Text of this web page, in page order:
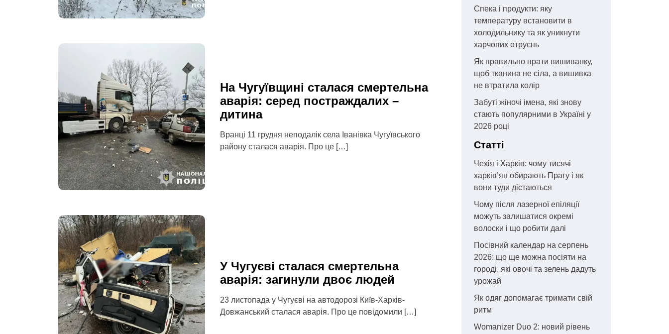
На Чугуївщині сталася смертельна
аварія: серед постраждалих –
дитина
Вранці 11 грудня неподалік села Іванівка Чугуївського
району сталася аварія. Про це […]
У Чугуєві сталася смертельна
аварія: загинули двоє людей
23 листопада у Чугуєві на автодорозі Київ-Харків-
Довжанський сталася аварія. Про це повідомили […]
Спека і продукти: яку
температуру встановити в
холодильнику та як уникнути
харчових отруєнь
Як правильно прати вишиванку,
щоб тканина не сіла, а вишивка
не втратила колір
Забуті жіночі імена, які знову
стають популярними в Україні у
2026 році
Статті
Чехія і Харків: чому тисячі
харків’ян обирають Прагу і як
вони туди дістаються
Чому після лазерної епіляції
можуть залишатися окремі
волоски і що робити далі
Посівний календар на серпень
2026: що ще можна посіяти на
городі, які овочі та зелень дадуть
урожай
Як одяг допомагає тримати свій
ритм
Womanizer Duo 2: новий рівень